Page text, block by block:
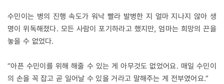
수민이는 병의 진행 속도가 워낙 빨라 발병한 지 얼마 지나지 않아 생
명이 위독해졌다. 모든 사람이 포기하라고 했지만, 엄마는 희망의 끈을
놓을 수 없었다.
“아픈 수민이를 위해 해줄 수 있는 게 아무것도 없었어요. 매일 수민이
의 손을 꼭 잡고 곧 일어날 수 있을 거라고 말해주는 게 전부였어요.”